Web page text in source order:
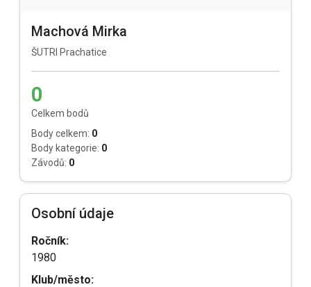
Machová Mirka
ŠUTRI Prachatice
0
Celkem bodů
Body celkem: 0
Body kategorie: 0
Závodů: 0
Osobní údaje
Ročník:
1980
Klub/město: